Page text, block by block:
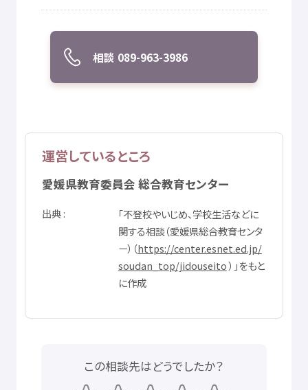
相談 089-963-3986
運営しているところ
愛媛県教育委員会 総合教育センター
出典 「不登校やいじめ、学校生活などに
関する相談（愛媛県総合教育センタ
ー）（https://center.esnet.ed.jp/
soudan_top/jidouseito）」をもと
に作成
この相談先はどうでしたか？